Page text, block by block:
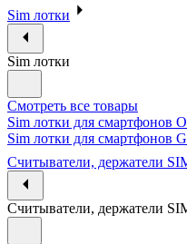
Sim лотки
Sim лотки
Смотреть все товары
Sim лотки для смартфонов
Sim лотки для смартфонов
Считыватели, держатели
Считыватели, держатели